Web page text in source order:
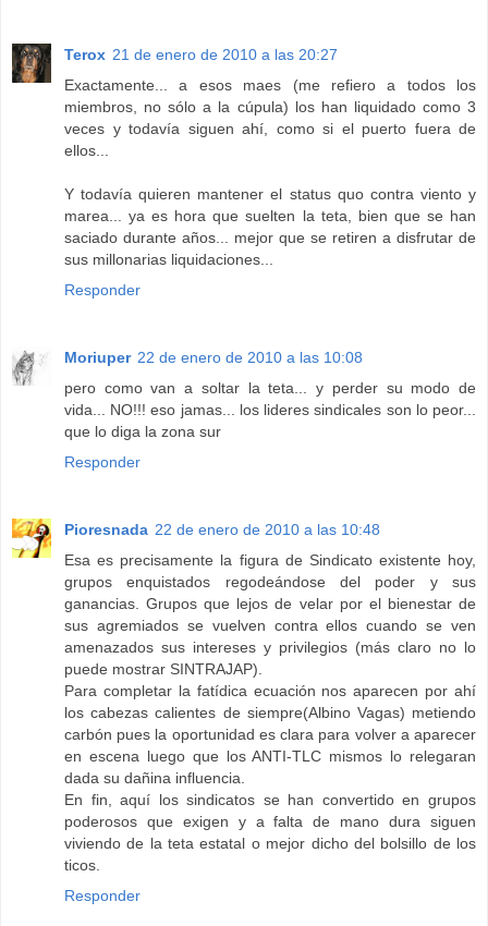
Terox 21 de enero de 2010 a las 20:27
Exactamente... a esos maes (me refiero a todos los
miembros, no sólo a la cúpula) los han liquidado como 3
veces y todavía siguen ahí, como si el puerto fuera de
ellos...
Y todavía quieren mantener el status quo contra viento y
marea... ya es hora que suelten la teta, bien que se han
saciado durante años... mejor que se retiren a disfrutar de
sus millonarias liquidaciones...
Responder
Moriuper 22 de enero de 2010 a las 10:08
pero como van a soltar la teta... y perder su modo de
vida... NO!!! eso jamas... los lideres sindicales son lo peor...
que lo diga la zona sur
Responder
Pioresnada 22 de enero de 2010 a las 10:48
Esa es precisamente la figura de Sindicato existente hoy,
grupos enquistados regodeándose del poder y sus
ganancias. Grupos que lejos de velar por el bienestar de
sus agremiados se vuelven contra ellos cuando se ven
amenazados sus intereses y privilegios (más claro no lo
puede mostrar SINTRAJAP).
Para completar la fatídica ecuación nos aparecen por ahí
los cabezas calientes de siempre(Albino Vagas) metiendo
carbón pues la oportunidad es clara para volver a aparecer
en escena luego que los ANTI-TLC mismos lo relegaran
dada su dañina influencia.
En fin, aquí los sindicatos se han convertido en grupos
poderosos que exigen y a falta de mano dura siguen
viviendo de la teta estatal o mejor dicho del bolsillo de los
ticos.
Responder